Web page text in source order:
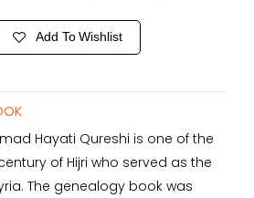
Add To Wishlist
Hayati Qureshi is one of the
of Hijri who served as the
The genealogy book was